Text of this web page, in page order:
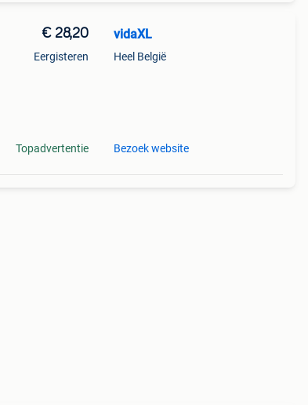
€ 28,20
Eergisteren
Topadvertentie
vidaXL
Heel België
Bezoek website